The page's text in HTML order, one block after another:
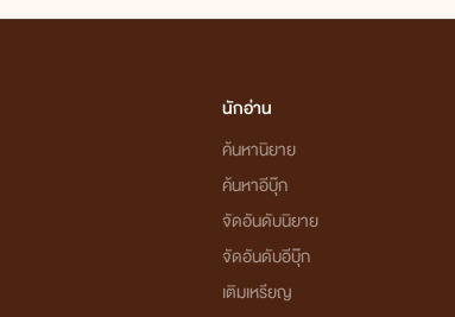
นักอ่าน
ค้นหานิยาย
ค้นหาอีบุ๊ก
จัดอันดับนิยาย
จัดอันดับอีบุ๊ก
เติมเหรียญ